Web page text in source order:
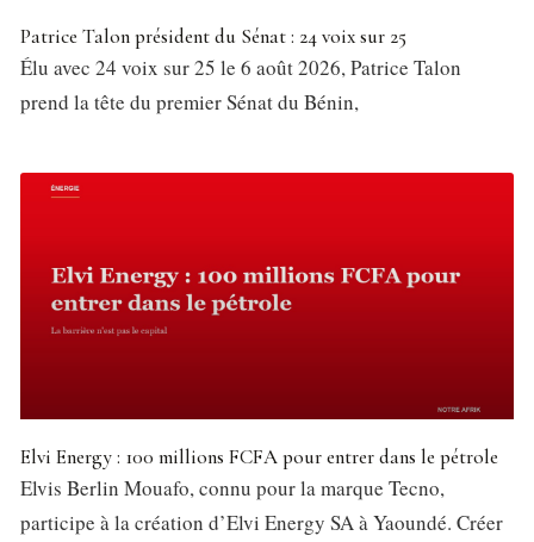
Patrice Talon président du Sénat : 24 voix sur 25
Élu avec 24 voix sur 25 le 6 août 2026, Patrice Talon
prend la tête du premier Sénat du Bénin,
Elvi Energy : 100 millions FCFA pour entrer dans le pétrole
Elvis Berlin Mouafo, connu pour la marque Tecno,
participe à la création d’Elvi Energy SA à Yaoundé. Créer